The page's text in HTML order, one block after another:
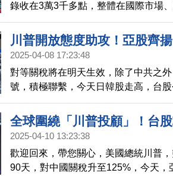
錄收在3萬3千多點，整體在國際市場
段班。至於台股是否能挑戰4萬點，證
「在新的一年裡、這是可以期待的」。
川普開放態度助攻！亞股齊
2025-04-08 17:23:48
對等關稅將在明天生效，除了中共之
號，積極聯繫，今天日韓股走高，台
4000億大量，與前一天有明顯反差，
市場信心有所回籠。
全球圍繞「川普投顧」！台
2025-04-10 13:23:38
歡迎回來，帶您關心，美國總統川普
90天，對中國關稅升至125%，今天